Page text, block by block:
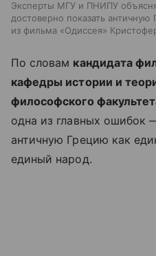
Эксперты МГУ и ПНИПУ
достоверно показать античную
из фильма «Одиссея»
По словам кандидата
кафедры истории и
философского
одна из главных ошибок
античную Грецию как
единый народ.